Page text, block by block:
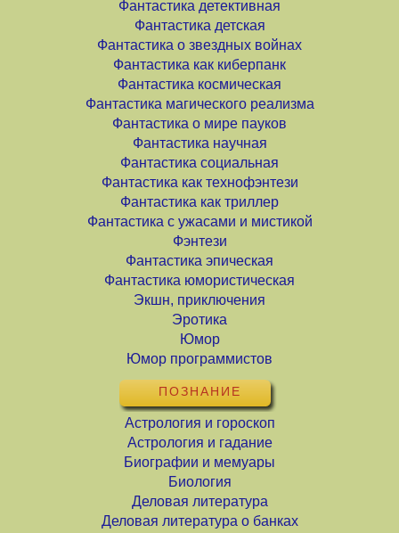
Фантастика детективная
Фантастика детская
Фантастика о звездных войнах
Фантастика как киберпанк
Фантастика космическая
Фантастика магического реализма
Фантастика о мире пауков
Фантастика научная
Фантастика социальная
Фантастика как технофэнтези
Фантастика как триллер
Фантастика с ужасами и мистикой
Фэнтези
Фантастика эпическая
Фантастика юмористическая
Экшн, приключения
Эротика
Юмор
Юмор программистов
ПОЗНАНИЕ
Астрология и гороскоп
Астрология и гадание
Биографии и мемуары
Биология
Деловая литература
Деловая литература о банках